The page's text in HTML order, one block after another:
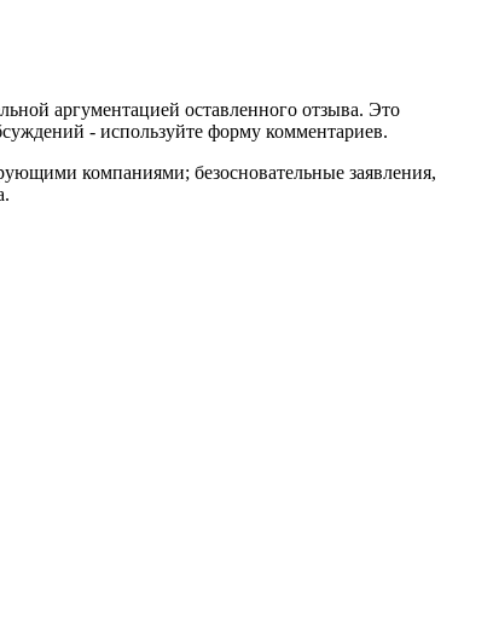
аргументацией оставленного отзыва. Это
- используйте форму комментариев.
компаниями; безосновательные заявления,